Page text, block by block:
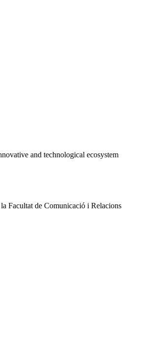
and technological ecosystem
Facultat de Comunicació i Relacions